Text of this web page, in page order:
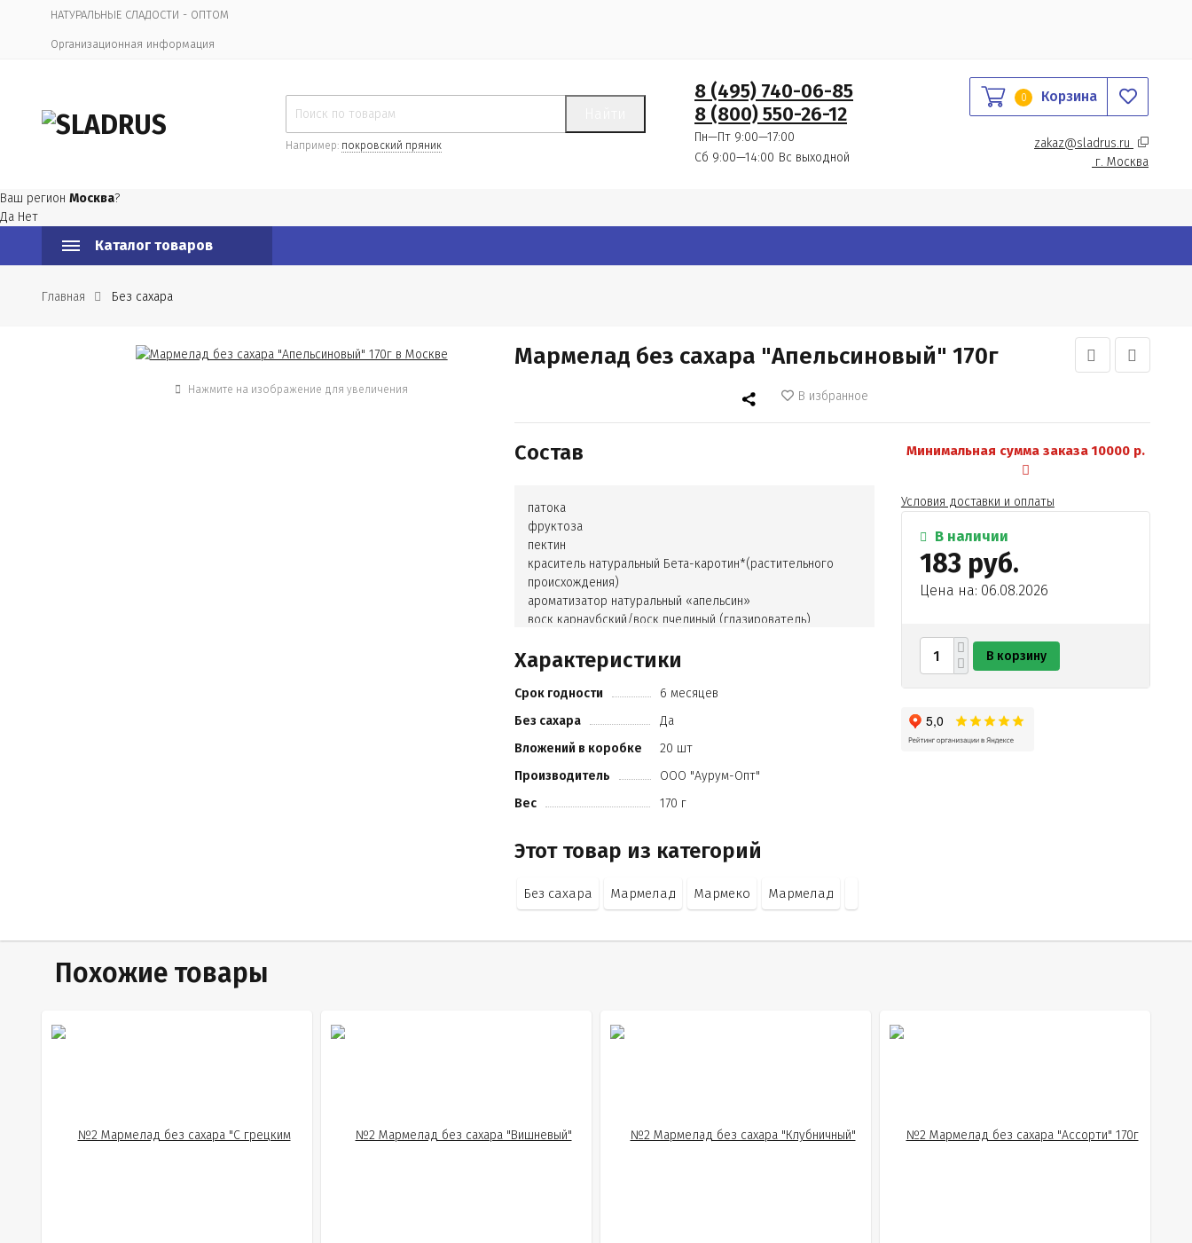
НАТУРАЛЬНЫЕ СЛАДОСТИ - ОПТОМ
Организационная информация
Например: покровский пряник
8 (495) 740-06-85
8 (800) 550-26-12
Пн—Пт 9:00—17:00
Сб 9:00—14:00 Вс выходной
0 Корзина
zakaz@sladrus.ru
г. Москва
Ваш регион Москва?
Да Нет
Каталог товаров
Главная Без сахара
Нажмите на изображение для увеличения
Мармелад без сахара "Апельсиновый" 170г
В избранное
Состав
патока
фруктоза
пектин
краситель натуральный Бета-каротин*(растительного
происхождения)
ароматизатор натуральный «апельсин»
воск карнаубский/воск пчелиный (глазирователь)
Характеристики
Срок годности
6 месяцев
Без сахара
Да
Вложений в коробке
20 шт
Производитель
ООО "Аурум-Опт"
Вес
170 г
Этот товар из категорий
Без сахара Мармелад Мармеко Мармелад
Минимальная сумма заказа 10000 р.
Условия доставки и оплаты
В наличии
183 руб.
Цена на: 06.08.2026
В корзину
Похожие товары